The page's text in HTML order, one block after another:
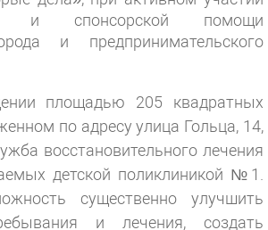
и спонсорской помощи
и предпринимательского
площадью 205 квадратных
по адресу улица Гольца, 14,
восстановительного лечения
детской поликлиникой №1.
существенно улучшить
и лечения, создать